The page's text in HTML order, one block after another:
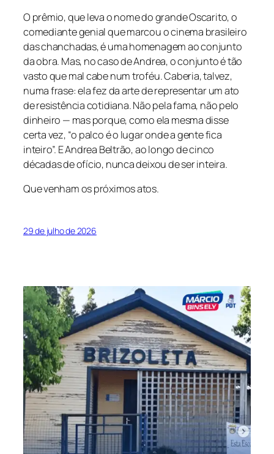
O prêmio, que leva o nome do grande Oscarito, o
comediante genial que marcou o cinema brasileiro
das chanchadas, é uma homenagem ao conjunto
da obra. Mas, no caso de Andrea, o conjunto é tão
vasto que mal cabe num troféu. Caberia, talvez,
numa frase: ela fez da arte de representar um ato
de resistência cotidiana. Não pela fama, não pelo
dinheiro — mas porque, como ela mesma disse
certa vez, “o palco é o lugar onde a gente fica
inteiro”. E Andrea Beltrão, ao longo de cinco
décadas de ofício, nunca deixou de ser inteira.
Que venham os próximos atos.
29 de julho de 2026